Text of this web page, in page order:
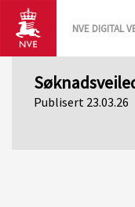
NVE DIGITAL
Publisert 23.03.26